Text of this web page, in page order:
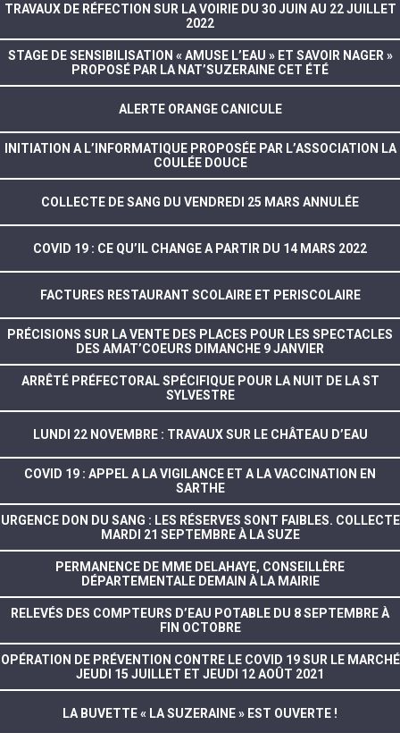
TRAVAUX DE RÉFECTION SUR LA VOIRIE DU 30 JUIN AU 22 JUILLET
2022
STAGE DE SENSIBILISATION « AMUSE L’EAU » ET SAVOIR NAGER »
PROPOSÉ PAR LA NAT’SUZERAINE CET ÉTÉ
ALERTE ORANGE CANICULE
INITIATION A L’INFORMATIQUE PROPOSÉE PAR L’ASSOCIATION LA
COULÉE DOUCE
COLLECTE DE SANG DU VENDREDI 25 MARS ANNULÉE
COVID 19 : CE QU’IL CHANGE A PARTIR DU 14 MARS 2022
FACTURES RESTAURANT SCOLAIRE ET PERISCOLAIRE
PRÉCISIONS SUR LA VENTE DES PLACES POUR LES SPECTACLES
DES AMAT’COEURS DIMANCHE 9 JANVIER
ARRÊTÉ PRÉFECTORAL SPÉCIFIQUE POUR LA NUIT DE LA ST
SYLVESTRE
LUNDI 22 NOVEMBRE : TRAVAUX SUR LE CHÂTEAU D’EAU
COVID 19 : APPEL A LA VIGILANCE ET A LA VACCINATION EN
SARTHE
URGENCE DON DU SANG : LES RÉSERVES SONT FAIBLES. COLLECTE
MARDI 21 SEPTEMBRE À LA SUZE
PERMANENCE DE MME DELAHAYE, CONSEILLÈRE
DÉPARTEMENTALE DEMAIN À LA MAIRIE
RELEVÉS DES COMPTEURS D’EAU POTABLE DU 8 SEPTEMBRE À
FIN OCTOBRE
OPÉRATION DE PRÉVENTION CONTRE LE COVID 19 SUR LE MARCHÉ
JEUDI 15 JUILLET ET JEUDI 12 AOÛT 2021
LA BUVETTE « LA SUZERAINE » EST OUVERTE !